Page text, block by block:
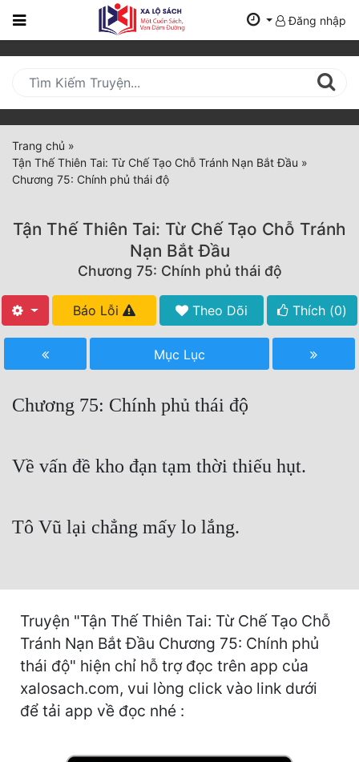
Trang
Mới
Cập
Nhật
(current)
BXH
Truyện Mới Ra
Hoàn Thành
Hậu Cung
Cung Đấu
Cạnh Kỹ
Cổ Tiên Hiệp
Đăng nhập
Trang chủ »
Tận Thế Thiên Tai: Từ Chế Tạo Chỗ Tránh Nạn Bắt Đầu »
Chương 75: Chính phủ thái độ
Tận Thế Thiên Tai: Từ Chế Tạo Chỗ Tránh
Nạn Bắt Đầu
Chương 75: Chính phủ thái độ
Báo Lỗi Theo Dõi Thích (0)
Mục Lục
Chương 75: Chính phủ thái độ
Về vấn đề kho đạn tạm thời thiếu hụt.
Tô Vũ lại chẳng mấy lo lắng.
Truyện "Tận Thế Thiên Tai: Từ Chế Tạo Chỗ
Tránh Nạn Bắt Đầu Chương 75: Chính phủ
thái độ" hiện chỉ hỗ trợ đọc trên app của
xalosach.com, vui lòng click vào link dưới
để tải app về đọc nhé :